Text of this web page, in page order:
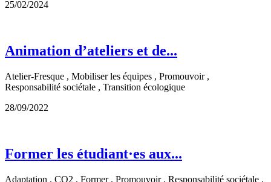
25/02/2024
Animation d’ateliers et de...
Atelier-Fresque , Mobiliser les équipes , Promouvoir ,
Responsabilité sociétale , Transition écologique
28/09/2022
Former les étudiant·es aux...
Adaptation , CO2 , Former , Promouvoir , Responsabilité sociétale ,